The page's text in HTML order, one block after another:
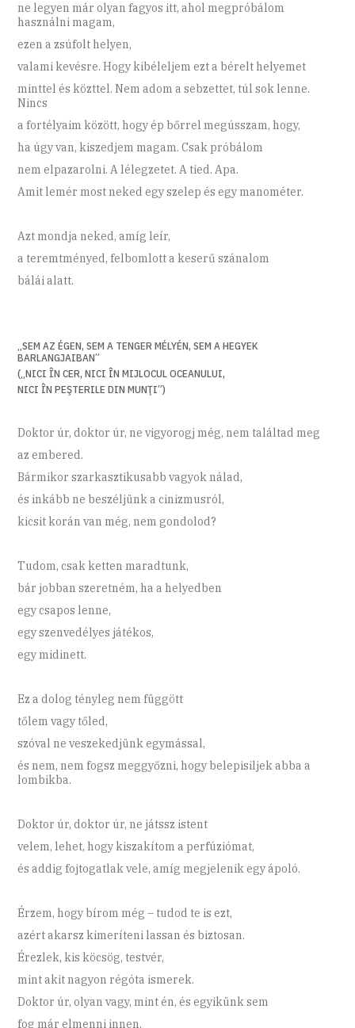
ne legyen már olyan fagyos itt, ahol megpróbálom
használni magam,
ezen a zsúfolt helyen,
valami kevésre. Hogy kibéleljem ezt a bérelt helyemet
minttel és közttel. Nem adom a sebzettet, túl sok lenne.
Nincs
a fortélyaim között, hogy ép bőrrel megússzam, hogy,
ha úgy van, kiszedjem magam. Csak próbálom
nem elpazarolni. A lélegzetet. A tied. Apa.
Amit lemér most neked egy szelep és egy manométer.
Azt mondja neked, amíg leír,
a teremtményed, felbomlott a keserű szánalom
bálái alatt.
„SEM AZ ÉGEN, SEM A TENGER MÉLYÉN, SEM A HEGYEK
BARLANGJAIBAN”
(„NICI ÎN CER, NICI ÎN MIJLOCUL OCEANULUI,
NICI ÎN PEŞTERILE DIN MUNŢI”)
Doktor úr, doktor úr, ne vigyorogj még, nem találtad meg
az embered.
Bármikor szarkasztikusabb vagyok nálad,
és inkább ne beszéljünk a cinizmusról,
kicsit korán van még, nem gondolod?
Tudom, csak ketten maradtunk,
bár jobban szeretném, ha a helyedben
egy csapos lenne,
egy szenvedélyes játékos,
egy midinett.
Ez a dolog tényleg nem függött
tőlem vagy tőled,
szóval ne veszekedjünk egymással,
és nem, nem fogsz meggyőzni, hogy belepisiljek abba a
lombikba.
Doktor úr, doktor úr, ne játssz istent
velem, lehet, hogy kiszakítom a perfúziómat,
és addig fojtogatlak vele, amíg megjelenik egy ápoló.
Érzem, hogy bírom még – tudod te is ezt,
azért akarsz kimeríteni lassan és biztosan.
Érezlek, kis köcsög, testvér,
mint akit nagyon régóta ismerek.
Doktor úr, olyan vagy, mint én, és egyikünk sem
fog már elmenni innen.